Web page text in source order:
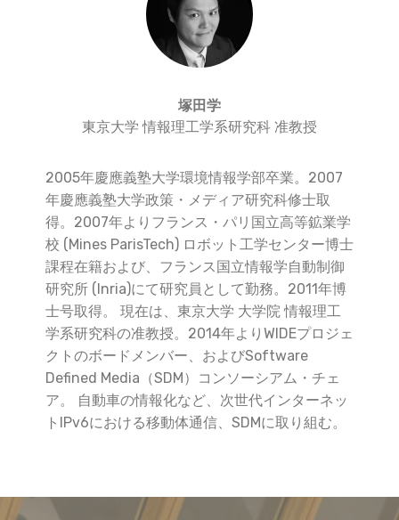
塚田学
東京大学 情報理工学系研究科 准教授
2005年慶應義塾大学環境情報学部卒業。2007
年慶應義塾大学政策・メディア研究科修士取
得。2007年よりフランス・パリ国立高等鉱業学
校 (Mines ParisTech) ロボット工学センター博士
課程在籍および、フランス国立情報学自動制御
研究所 (Inria)にて研究員として勤務。2011年博
士号取得。 現在は、東京大学 大学院 情報理工
学系研究科の准教授。2014年よりWIDEプロジェ
クトのボードメンバー、およびSoftware
Defined Media（SDM）コンソーシアム・チェ
ア。 自動車の情報化など、次世代インターネッ
トIPv6における移動体通信、SDMに取り組む。